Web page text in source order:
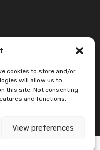
cookies to store and/or
will allow us to
this site. Not consenting
and functions.
View preferences